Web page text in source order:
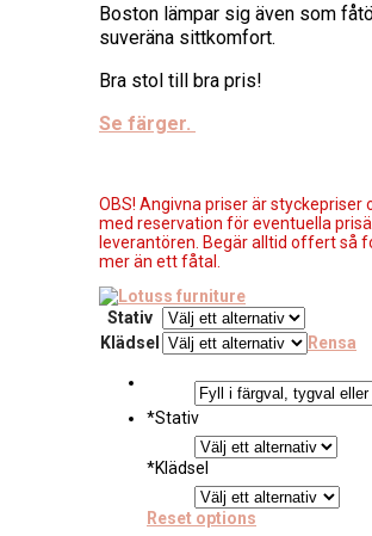
Boston lämpar sig även som
suveräna sittkomfort.
Bra stol till bra pris!
Se färger.
OBS! Angivna priser är styckepriser
med reservation för eventuella
leverantören. Begär alltid offert så
mer än ett fåtal.
Stativ
Klädsel
Rensa
*Stativ
*Klädsel
Reset options